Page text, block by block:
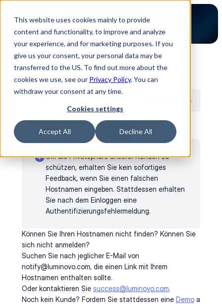
This website uses cookies mainly to provide
content and functionality, to improve and analyze
your experience, and for marketing purposes. If you
give us your consent, your personal data may be
transferred to the US. To find out more about the
cookies we use, see our Privacy Policy. You can
withdraw your consent at any time.
Cookies settings
Accept All Decline All
Bitte geben Sie Ihren Hostnamen
ein, um sich anzumelden
.luminovo.com
Continue
Um die Privatsphäre unserer Kunden zu
schützen, erhalten Sie kein sofortiges
Feedback, wenn Sie einen falschen
Hostnamen eingeben. Stattdessen erhalten
Sie nach dem Einloggen eine
Authentifizierungsfehlermeldung.
Können Sie Ihren Hostnamen nicht finden? Können Sie
sich nicht anmelden?
Suchen Sie nach jeglicher E-Mail von
notify@luminovo.com, die einen Link mit Ihrem
Hostnamen enthalten sollte.
Oder kontaktieren Sie success@luminovo.com.
Noch kein Kunde? Fordern Sie stattdessen eine Demo an.